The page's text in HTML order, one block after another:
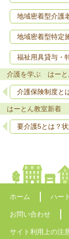
地域密着型介護
地域密着型特定
福祉用具貸与・
介護を学ぶ はーと
介護保険制度と
はーとん教室新着
要介護5とは？
ホーム ハー
お問い合わせ
サイト利用上の注